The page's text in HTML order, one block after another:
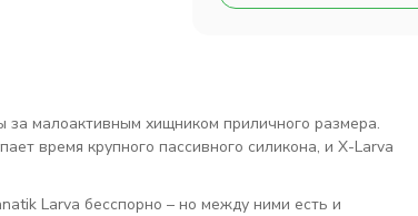
за малоактивным хищником приличного размера.
время крупного пассивного силикона, и X-Larva
Larva бесспорно – но между ними есть и